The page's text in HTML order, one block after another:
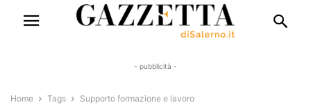
- pubblicità -
Home Tags Supporto formazione e lavoro